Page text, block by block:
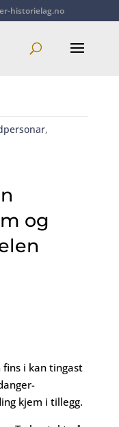
historielag.no
,
og
i kan tingast
kjem i tillegg.